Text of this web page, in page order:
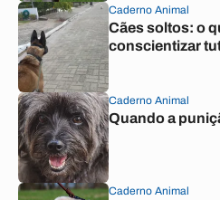
Caderno Animal
Cães soltos: o
conscientizar
Caderno Animal
Quando a
Caderno Animal